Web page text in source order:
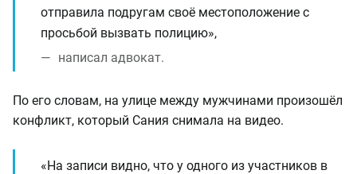
отправила подругам своё местоположение с
просьбой вызвать полицию»,
написал адвокат.
По его словам, на улице между мужчинами произошёл
конфликт, который Сания снимала на видео.
«На записи видно, что у одного из участников в